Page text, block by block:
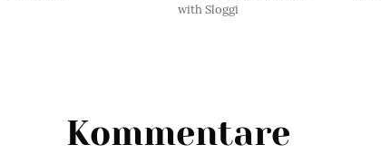
with Sloggi
Kommentare